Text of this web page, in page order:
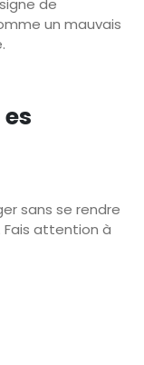
de
un mauvais
sans se rendre
attention à